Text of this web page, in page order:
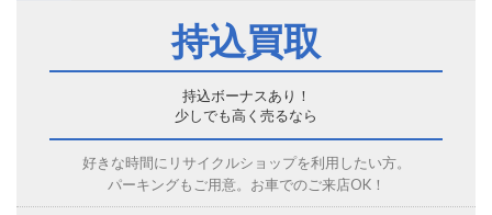
持込買取
持込ボーナスあり！
少しでも高く売るなら
好きな時間にリサイクルショップを利用したい方。
パーキングもご用意。お車でのご来店OK！